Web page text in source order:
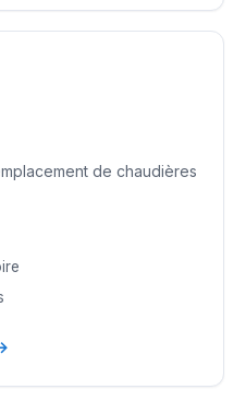
de chaudières